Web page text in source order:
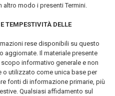
altro modo i presenti Termini.
TEMPESTIVITÀ DELLE
rese disponibili su questo
aggiornate. Il materiale presente
informativo generale e non
utilizzato come unica base per
fonti di informazione primarie, più
Qualsiasi affidamento sul